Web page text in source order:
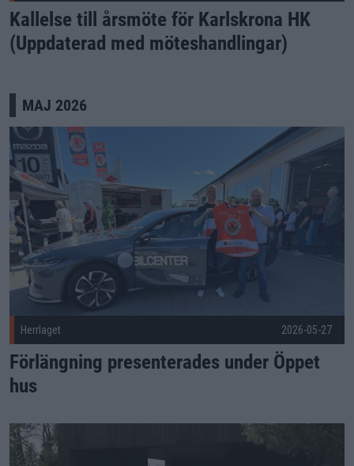
Kallelse till årsmöte för Karlskrona HK
(Uppdaterad med möteshandlingar)
MAJ 2026
Förlängning presenterades under Öppet hus Publicerad
Herrlaget 2026-05-27
Förlängning presenterades under Öppet
hus
Öppet hus på Karlskrona Bilcenter i Karlskrona Publicerad